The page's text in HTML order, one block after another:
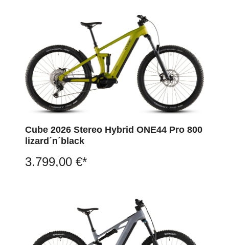
Cube 2026 Stereo Hybrid ONE44 Pro 800
lizard´n´black
3.799,00 €*